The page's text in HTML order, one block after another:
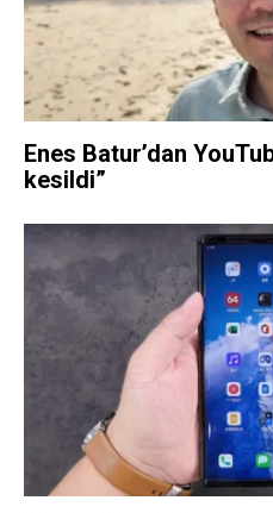
Enes Batur’dan
kesildi”